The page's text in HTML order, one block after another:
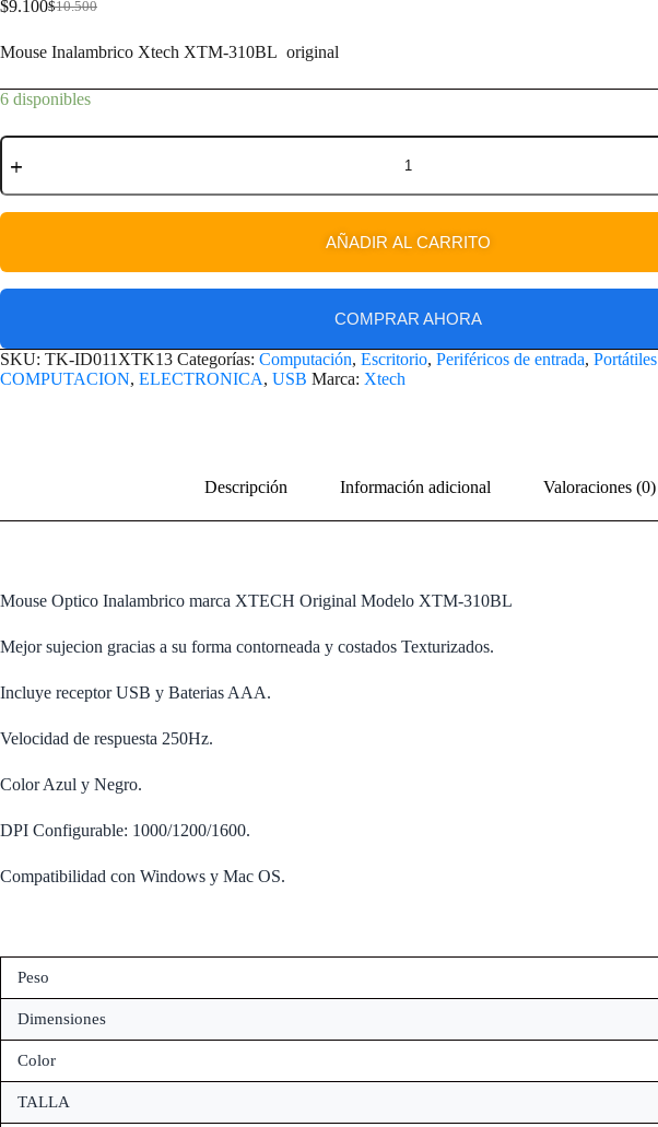
$10.500
$9.100
Mouse Inalambrico Xtech XTM-310BL original
6 disponibles
AÑADIR AL CARRITO
COMPRAR AHORA
SKU: TK-ID011XTK13 Categorías: Computación, Escritorio, Periféricos de entrada, Portátiles
COMPUTACION, ELECTRONICA, USB Marca: Xtech
Descripción Información adicional Valoraciones (0)
Mouse Optico Inalambrico marca XTECH Original Modelo XTM-310BL
Mejor sujecion gracias a su forma contorneada y costados Texturizados.
Incluye receptor USB y Baterias AAA.
Velocidad de respuesta 250Hz.
Color Azul y Negro.
DPI Configurable: 1000/1200/1600.
Compatibilidad con Windows y Mac OS.
Peso
Dimensiones
Color
TALLA